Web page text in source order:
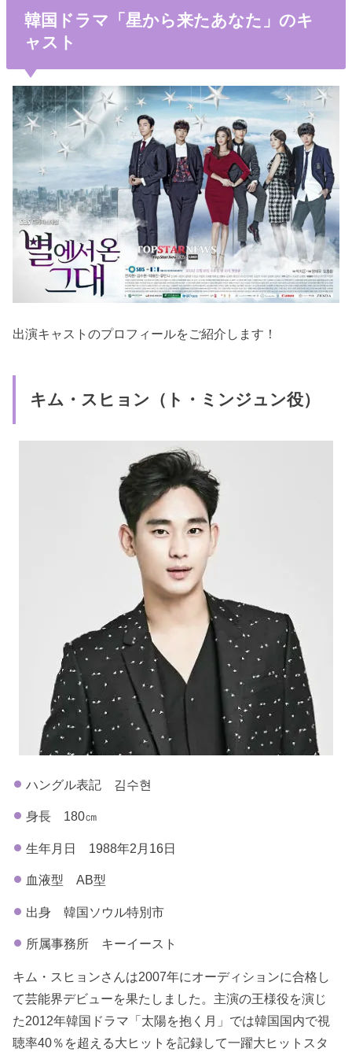
韓国ドラマ「星から来たあなた」のキ
ャスト
出演キャストのプロフィールをご紹介します！
キム・スヒョン（ト・ミンジュン役）
ハングル表記 김수현
身長 180㎝
生年月日 1988年2月16日
血液型 AB型
出身 韓国ソウル特別市
所属事務所 キーイースト
キム・スヒョンさんは2007年にオーディションに合格し
て芸能界デビューを果たしました。主演の王様役を演じ
た2012年韓国ドラマ「太陽を抱く月」では韓国国内で視
聴率40％を超える大ヒットを記録して一躍大ヒットスタ